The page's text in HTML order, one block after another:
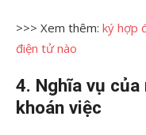
>>> Xem thêm: ký hợp
điện tử nào
4. Nghĩa vụ
khoán việc